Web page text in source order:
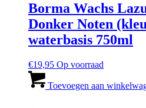
Borma Wachs
Donker Noten
waterbasis 750ml
€19,95 Op voorraad
Toevoegen aan